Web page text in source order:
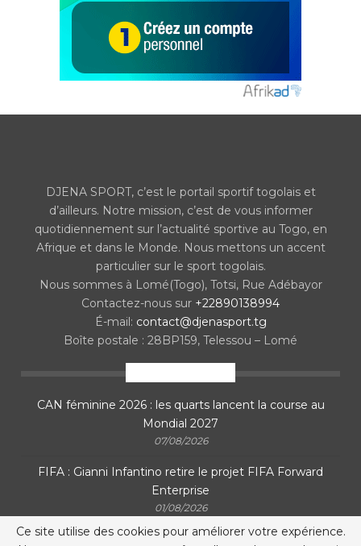
DJENA SPORT, c’est le portail sportif togolais et
d’ailleurs. Notre mission, c’est de vous informer
quotidiennement sur l’actualité sportive au Togo, en
Afrique et dans le Monde. Nous mettons un accent
particulier sur le sport togolais.
Nous sommes à Lomé(Togo), Totsi, Rue Adébayor
Contactez-nous sur +22890138994
É-mail: contact@djenasport.tg
Boîte postale : 28BP159, Telessou – Lomé
CAN féminine 2026 : les quarts lancent la course au
Mondial 2027
07/08/2026
FIFA : Gianni Infantino retire le projet FIFA Forward
Enterprise
01/08/2026
Ce site utilise des cookies pour améliorer votre expérience.